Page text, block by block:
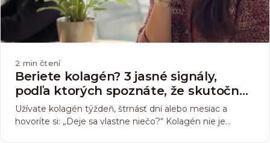
2 min čtení
Beriete kolagén? 3 jasné signály,
podľa ktorých spoznáte, že skutočne
funguje
Užívate kolagén týždeň, štrnásť dní alebo mesiac a
hovoríte si: „Deje sa vlastne niečo?“ Kolagén nie je